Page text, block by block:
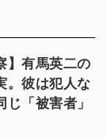
】有馬英二の
。彼は犯人な
「被害者」